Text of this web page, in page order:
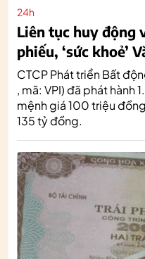
24h
Liên tục huy động
phiếu, ‘sức khoẻ’
CTCP Phát triển Bất
, mã: VPI) đã phát hành
mệnh giá 100 triệu
135 tỷ đồng.